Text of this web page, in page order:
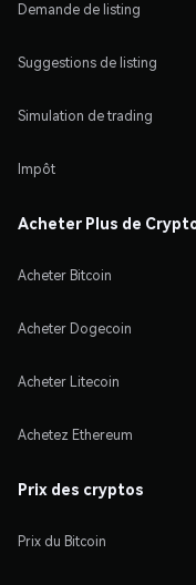
Demande de listing
Suggestions de listing
Simulation de trading
Impôt
Acheter Plus de
Acheter Bitcoin
Acheter Dogecoin
Acheter Litecoin
Achetez Ethereum
Prix des cryptos
Prix du Bitcoin